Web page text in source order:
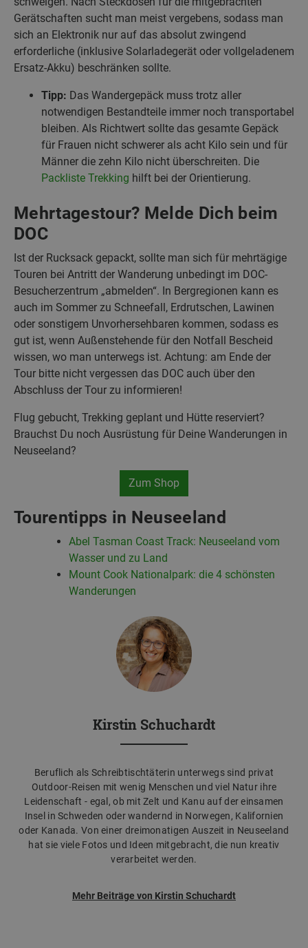
Gerätschaften sucht man meist vergebens, sodass man
sich an Elektronik nur auf das absolut zwingend
erforderliche (inklusive Solarladegerät oder vollgeladenem
Ersatz-Akku) beschränken sollte.
Tipp: Das Wandergepäck muss trotz aller
notwendigen Bestandteile immer noch transportabel
bleiben. Als Richtwert sollte das gesamte Gepäck
für Frauen nicht schwerer als acht Kilo sein und für
Männer die zehn Kilo nicht überschreiten. Die
Packliste Trekking hilft bei der Orientierung.
Mehrtagestour? Melde Dich beim
DOC
Ist der Rucksack gepackt, sollte man sich für mehrtägige
Touren bei Antritt der Wanderung unbedingt im DOC-
Besucherzentrum „abmelden“. In Bergregionen kann es
auch im Sommer zu Schneefall, Erdrutschen, Lawinen
oder sonstigem Unvorhersehbaren kommen, sodass es
gut ist, wenn Außenstehende für den Notfall Bescheid
wissen, wo man unterwegs ist. Achtung: am Ende der
Tour bitte nicht vergessen das DOC auch über den
Abschluss der Tour zu informieren!
Flug gebucht, Trekking geplant und Hütte reserviert?
Brauchst Du noch Ausrüstung für Deine Wanderungen in
Neuseeland?
Zum Shop
Tourentipps in Neuseeland
Abel Tasman Coast Track: Neuseeland vom
Wasser und zu Land
Mount Cook Nationalpark: die 4 schönsten
Wanderungen
Kirstin Schuchardt
Beruflich als Schreibtischtäterin unterwegs sind privat
Outdoor-Reisen mit wenig Menschen und viel Natur ihre
Leidenschaft - egal, ob mit Zelt und Kanu auf der einsamen
Insel in Schweden oder wandernd in Norwegen, Kalifornien
oder Kanada. Von einer dreimonatigen Auszeit in Neuseeland
hat sie viele Fotos und Ideen mitgebracht, die nun kreativ
verarbeitet werden.
Mehr Beiträge von Kirstin Schuchardt